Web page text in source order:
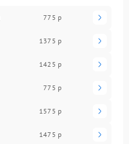
775 р
1375 р
1425 р
775 р
1575 р
1475 р